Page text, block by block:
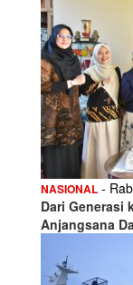
NASIONAL -
Dari Generasi
Anjangsana